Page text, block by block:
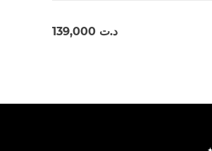
د.ت